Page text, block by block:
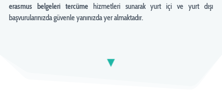
erasmus belgeleri tercüme
hizmetleri sunarak yurt içi ve yurt dışı
başvurularınızda güvenle yanınızda yer almaktadır.
▼